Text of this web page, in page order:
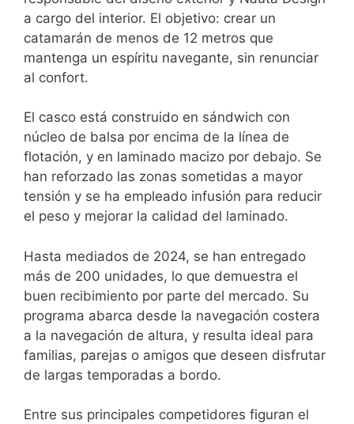
a cargo del interior. El objetivo: crear un
catamarán de menos de 12 metros que
mantenga un espíritu navegante, sin renunciar
al confort.
El casco está construido en sándwich con
núcleo de balsa por encima de la línea de
flotación, y en laminado macizo por debajo. Se
han reforzado las zonas sometidas a mayor
tensión y se ha empleado infusión para reducir
el peso y mejorar la calidad del laminado.
Hasta mediados de 2024, se han entregado
más de 200 unidades, lo que demuestra el
buen recibimiento por parte del mercado. Su
programa abarca desde la navegación costera
a la navegación de altura, y resulta ideal para
familias, parejas o amigos que deseen disfrutar
de largas temporadas a bordo.
Entre sus principales competidores figuran el